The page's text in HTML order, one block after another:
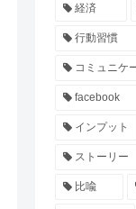
経済
行動習慣
コミュニケ
facebook
インプット
ストーリー
比喩